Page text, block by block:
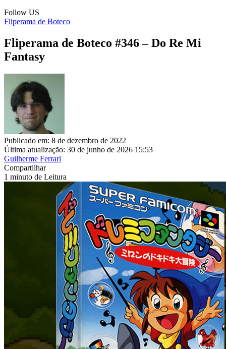
Follow US
Fliperama de Boteco
Fliperama de Boteco #346 – Do Re Mi
Fantasy
Publicado em: 8 de dezembro de 2022
Última atualização: 30 de junho de 2026 15:53
Guilherme Ferrari
Compartilhar
1 minuto de Leitura